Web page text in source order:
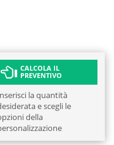
CALCOLA IL
PREVENTIVO
la quantità
e scegli le
della